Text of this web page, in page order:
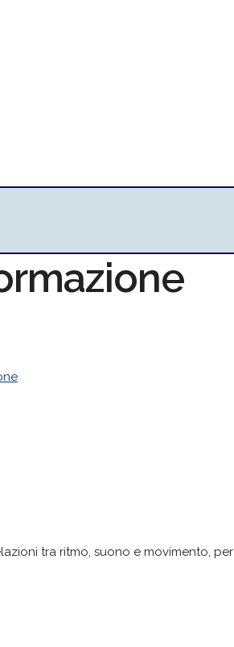
tra ritmo, suono e movimento, per